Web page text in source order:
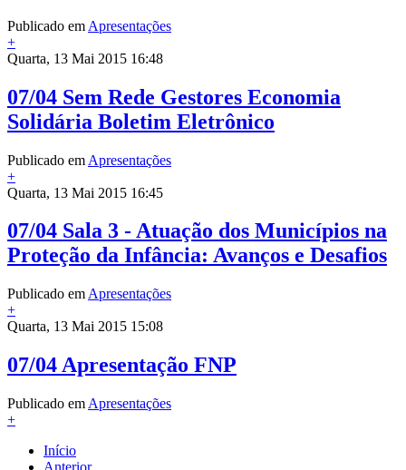
Publicado em Apresentações
+
Quarta, 13 Mai 2015 16:48
07/04 Sem Rede Gestores Economia
Solidária Boletim Eletrônico
Publicado em Apresentações
+
Quarta, 13 Mai 2015 16:45
07/04 Sala 3 - Atuação dos Municípios na
Proteção da Infância: Avanços e Desafios
Publicado em Apresentações
+
Quarta, 13 Mai 2015 15:08
07/04 Apresentação FNP
Publicado em Apresentações
+
Início